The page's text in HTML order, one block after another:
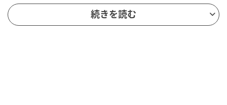
なる！」と話していた投稿者さんの息子さん。息子さ
んはまだ5歳とのことで、優先搭乗で一足先に機内へ入
続きを読む